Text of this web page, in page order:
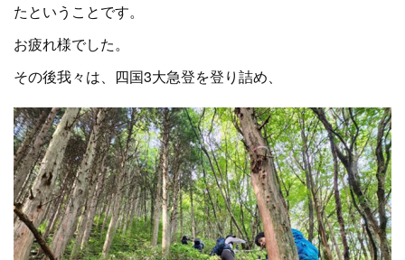
たということです。
お疲れ様でした。
その後我々は、四国3大急登を登り詰め、